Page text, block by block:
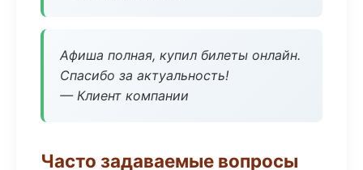
Афиша полная, купил билеты онлайн.
Спасибо за актуальность!
— Клиент компании
Часто задаваемые вопросы